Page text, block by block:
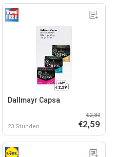
Dallmayr Capsa
23 Stunden
€2,89
€2,59